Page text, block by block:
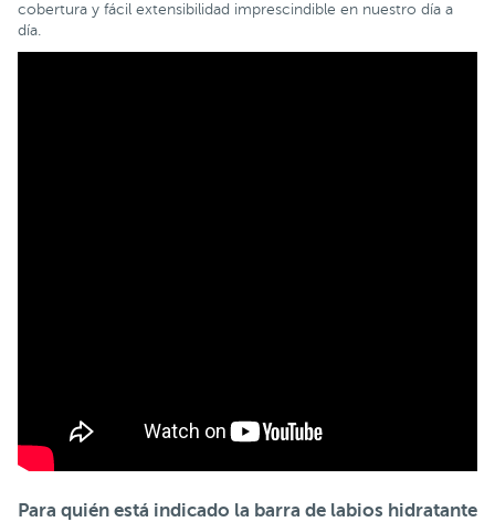
cobertura y fácil extensibilidad imprescindible en nuestro día a
día.
Para quién está indicado la barra de labios hidratante